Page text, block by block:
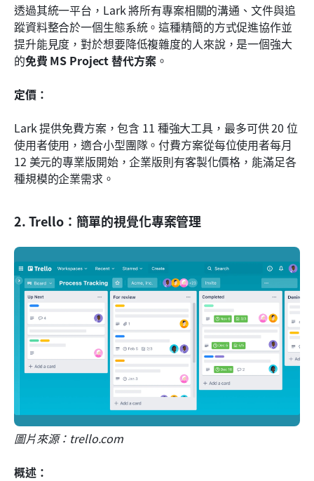
透過其統一平台，Lark 將所有專案相關的溝通、文件與追
蹤資料整合於一個生態系統。這種精簡的方式促進協作並
提升能見度，對於想要降低複雜度的人來說，是一個強大
的免費 MS Project 替代方案。
定價：
Lark 提供免費方案，包含 11 種強大工具，最多可供 20 位
使用者使用，適合小型團隊。付費方案從每位使用者每月
12 美元的專業版開始，企業版則有客製化價格，能滿足各
種規模的企業需求。
2. Trello：簡單的視覺化專案管理
圖片來源：trello.com
概述：